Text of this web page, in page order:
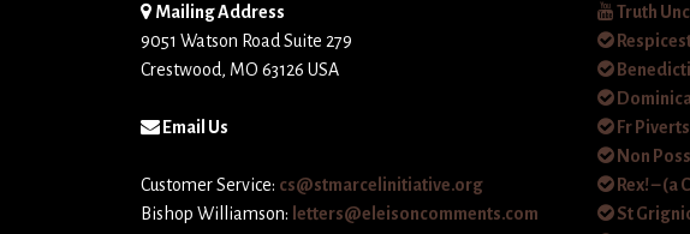
Mailing Address
9051 Watson Road Suite 279
Crestwood, MO 63126 USA
Email Us
Customer Service: cs@stmarcelinitiative.org
Bishop Williamson: letters@eleisoncomments.com
Truth
Fr
Non
Rex! – (a
St